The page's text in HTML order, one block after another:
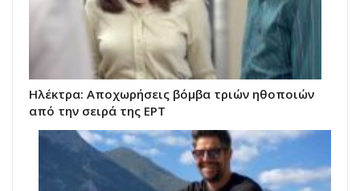
Ηλέκτρα: Αποχωρήσεις βόμβα τριών ηθοποιών
από την σειρά της ΕΡΤ